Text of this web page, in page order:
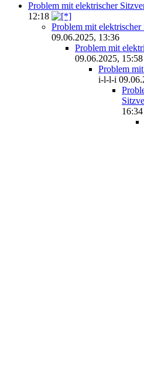
Problem mit elektrischer
12:18
Problem mit elektrischer
09.06.2025, 13:36
Problem mit
09.06.2025, 15:58
Problem
i-l-l-i
16:34